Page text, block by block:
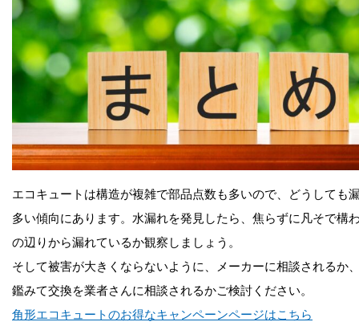
エコキュートは構造が複雑で部品点数も多いので、どうしても
多い傾向にあります。水漏れを発見したら、焦らずに凡そで構
の辺りから漏れているか観察しましょう。
そして被害が大きくならないように、メーカーに相談されるか
鑑みて交換を業者さんに相談されるかご検討ください。
角形エコキュートのお得なキャンペーンページはこちら